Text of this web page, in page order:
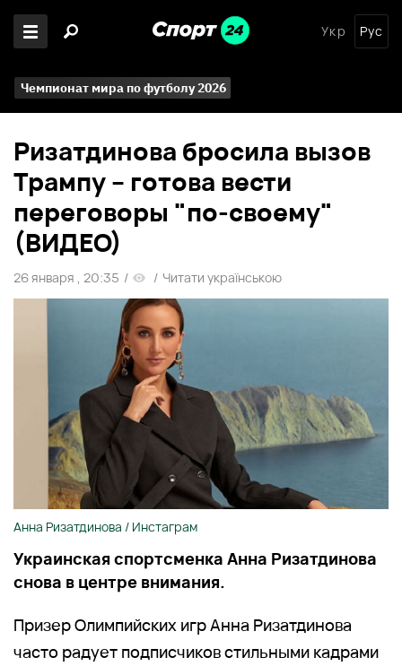
Укр Рус
Чемпионат мира по футболу 2026
Ризатдинова бросила вызов
Трампу – готова вести
переговоры "по-своему"
(ВИДЕО)
26 января , 20:35 / / Читати українською
Анна Ризатдинова / Инстаграм
Украинская спортсменка Анна Ризатдинова
снова в центре внимания.
Призер Олимпийских игр Анна Ризатдинова
часто радует подписчиков стильными кадрами